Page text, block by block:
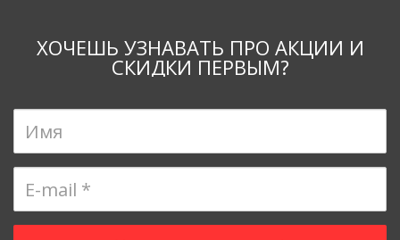
ХОЧЕШЬ УЗНАВАТЬ ПРО АКЦИИ И
СКИДКИ ПЕРВЫМ?